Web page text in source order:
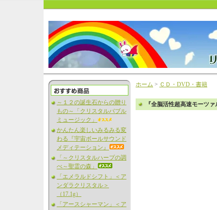
～１２の誕生石からの贈り
もの～「クリスタルバブル
ミュージック」
かんたん楽しいみるみる変
わる『宇宙ボールサウンド
メディテーション』
「～クリスタルハープの調
べ～聖霊の森」
「エメラルドシフト」＜ア
ンダラクリスタル＞
（17.1g）
「アースシャーマン」＜ア
ホーム > ＣＤ・DVD・書籍
『全脳活性超高速モーツ